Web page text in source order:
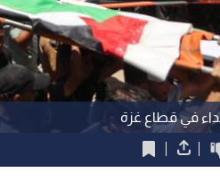
في قطاع غزة